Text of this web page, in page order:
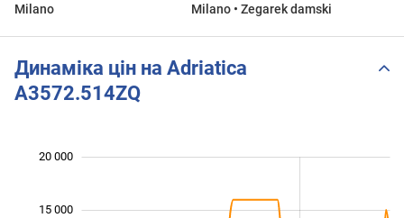
Milano
Milano • Zegarek damski
Динаміка цін на Adriatica
A3572.514ZQ
15 000
20 000